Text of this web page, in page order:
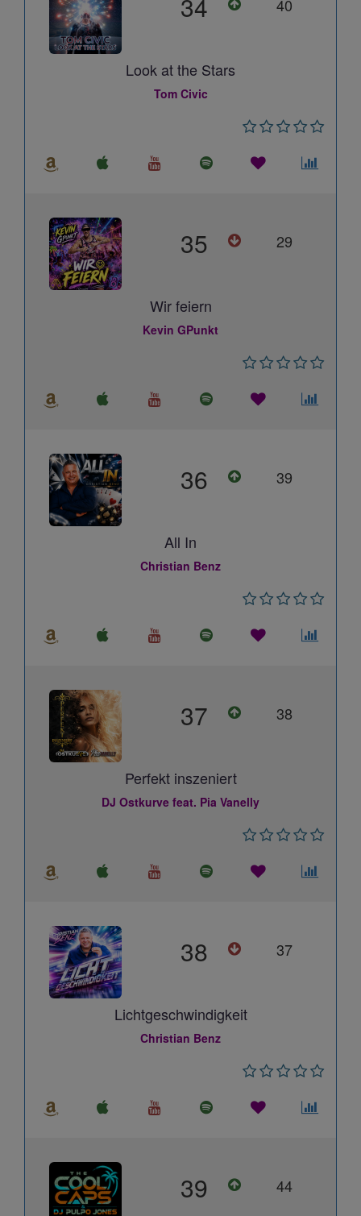
40
Look at the Stars
Tom Civic
35 29
Wir feiern
Kevin GPunkt
36 39
All In
Christian Benz
37 38
Perfekt inszeniert
DJ Ostkurve feat. Pia Vanelly
38 37
Lichtgeschwindigkeit
Christian Benz
39 44